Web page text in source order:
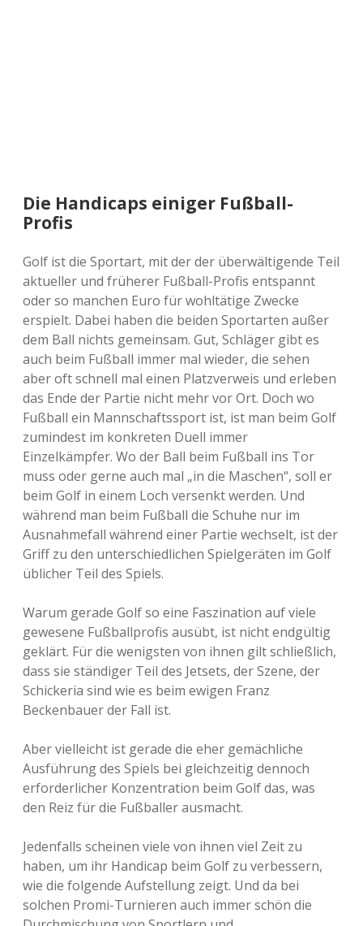
Die Handicaps einiger Fußball-
Profis
Golf ist die Sportart, mit der der überwältigende Teil
aktueller und früherer Fußball-Profis entspannt
oder so manchen Euro für wohltätige Zwecke
erspielt. Dabei haben die beiden Sportarten außer
dem Ball nichts gemeinsam. Gut, Schläger gibt es
auch beim Fußball immer mal wieder, die sehen
aber oft schnell mal einen Platzverweis und erleben
das Ende der Partie nicht mehr vor Ort. Doch wo
Fußball ein Mannschaftssport ist, ist man beim Golf
zumindest im konkreten Duell immer
Einzelkämpfer. Wo der Ball beim Fußball ins Tor
muss oder gerne auch mal „in die Maschen“, soll er
beim Golf in einem Loch versenkt werden. Und
während man beim Fußball die Schuhe nur im
Ausnahmefall während einer Partie wechselt, ist der
Griff zu den unterschiedlichen Spielgeräten im Golf
üblicher Teil des Spiels.
Warum gerade Golf so eine Faszination auf viele
gewesene Fußballprofis ausübt, ist nicht endgültig
geklärt. Für die wenigsten von ihnen gilt schließlich,
dass sie ständiger Teil des Jetsets, der Szene, der
Schickeria sind wie es beim ewigen Franz
Beckenbauer der Fall ist.
Aber vielleicht ist gerade die eher gemächliche
Ausführung des Spiels bei gleichzeitig dennoch
erforderlicher Konzentration beim Golf das, was
den Reiz für die Fußballer ausmacht.
Jedenfalls scheinen viele von ihnen viel Zeit zu
haben, um ihr Handicap beim Golf zu verbessern,
wie die folgende Aufstellung zeigt. Und da bei
solchen Promi-Turnieren auch immer schön die